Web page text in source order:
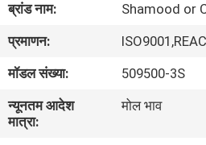
हमारे
बारे
ब्रांड नाम:
Shamood or
प्रमाणन:
मॉडल संख्या:
509500-3S
न्यूनतम आदेश
मात्रा:
मोल भाव